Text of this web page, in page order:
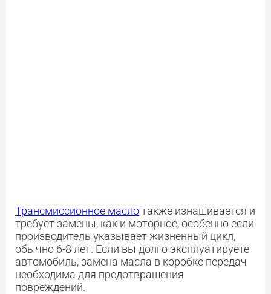
Трансмиссионное маслотакже изнашивается и
требует замены, как и моторное, особенно если
производитель указывает жизненный цикл,
обычно 6-8 лет. Если вы долго эксплуатируете
автомобиль, замена масла в коробке передач
необходима для предотвращения
повреждений.